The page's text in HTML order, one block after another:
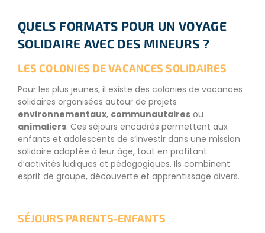
QUELS FORMATS POUR UN VOYAGE
SOLIDAIRE AVEC DES MINEURS ?
LES COLONIES DE VACANCES SOLIDAIRES
Pour les plus jeunes, il existe des colonies de vacances
solidaires organisées autour de projets
environnementaux, communautaires ou
animaliers. Ces séjours encadrés permettent aux
enfants et adolescents de s’investir dans une mission
solidaire adaptée à leur âge, tout en profitant
d’activités ludiques et pédagogiques. Ils combinent
esprit de groupe, découverte et apprentissage divers.
SÉJOURS PARENTS-ENFANTS